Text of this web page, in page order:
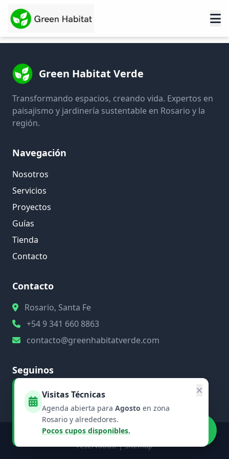
Green Habitat Verde
Transformando espacios, creando vida. Expertos en
paisajismo y jardinería sustentable en Rosario y la
región.
Navegación
Nosotros
Servicios
Proyectos
Guías
Tienda
Contacto
Contacto
Rosario, Santa Fe
+54 9 341 660 8863
contacto@greenhabitatverde.com
Seguinos
2026Green Habitat Verde. Todos los derechos
reservados. |Sitemap
Visitas Técnicas
Agenda abierta para Agosto en zona
Rosario y alrededores.
Pocos cupos disponibles.